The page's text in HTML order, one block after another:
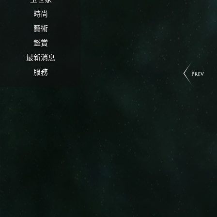
時尚
藝術
鑑賞
最新消息
服務